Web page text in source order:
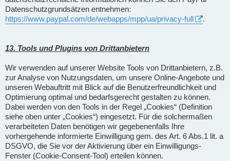
Datenschutzgrundsätzen entnehmen:
https://www.paypal.com/de/webapps/mpp/ua/privacy-full
.
13. Tools und Plugins von Drittanbietern
Wir verwenden auf unserer Website Tools von Drittanbietern, z.B.
zur Analyse von Nutzungsdaten, um unsere Online-Angebote und
unseren Webauftritt mit Blick auf die Benutzerfreundlichkeit und
Optimierung optimal und bedarfsgerecht gestalten zu können.
Dabei werden von den Tools in der Regel „Cookies“ (Definition
siehe oben unter „Cookies“) eingesetzt. Für die solchermaßen
verarbeiteten Daten benötigen wir gegebenenfalls Ihre
vorhergehende informierte Einwilligung gem. des Art. 6 Abs.1 lit. a
DSGVO, die Sie vor der Aktivierung über ein Einwilligungs-
Fenster (Cookie-Consent-Tool) erteilen können.